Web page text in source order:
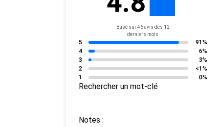
Basé sur 46 avis des 12
derniers mois
5
91%
4
6%
3
3%
2
<1%
1
0%
Rechercher un mot-clé
Notes :